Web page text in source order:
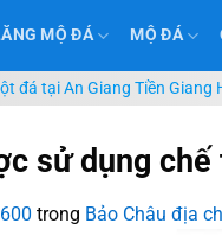
MỘ ĐÁ MỘ ĐÁ
đá tại An Giang Tiền Giang
sử dụng chế
trong Bảo Châu địa